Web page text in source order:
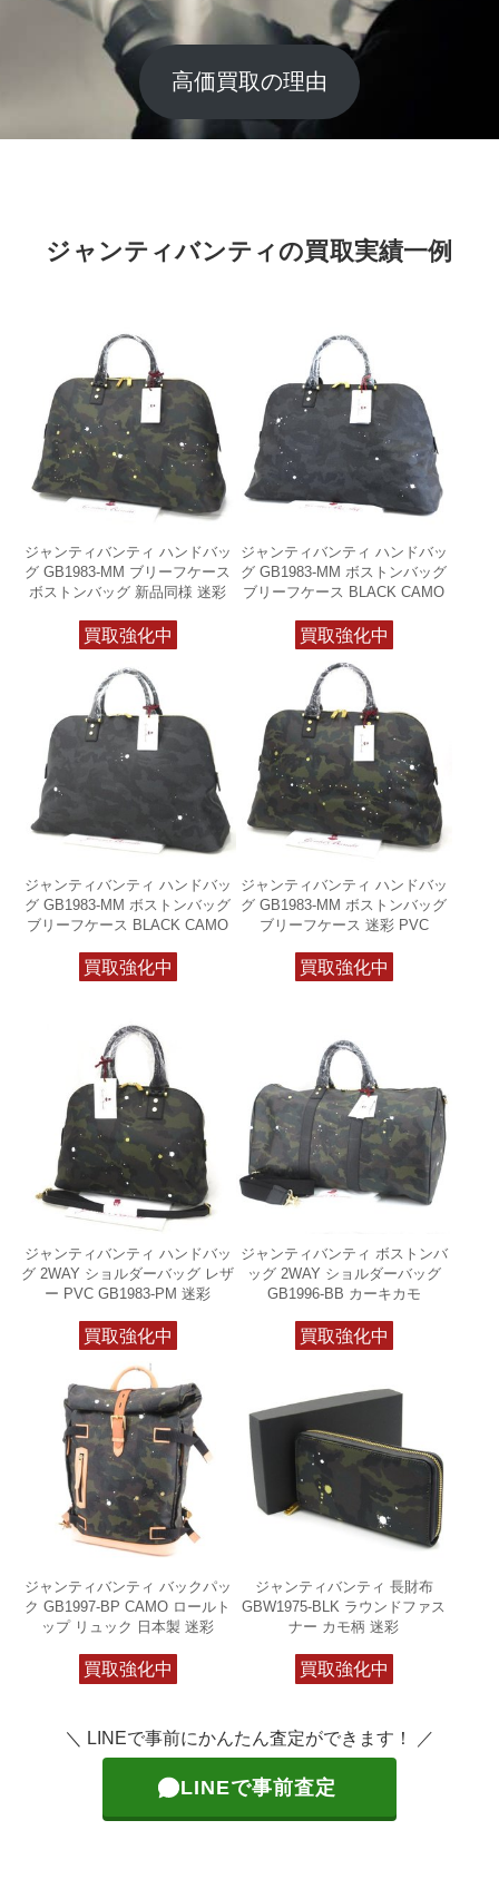
高価買取の理由
ジャンティバンティの買取実績一例
ジャンティバンティ ハンドバッ
グ GB1983-MM ブリーフケース
ボストンバッグ 新品同様 迷彩
買取強化中
ジャンティバンティ ハンドバッ
グ GB1983-MM ボストンバッグ
ブリーフケース BLACK CAMO
買取強化中
ジャンティバンティ ハンドバッ
グ GB1983-MM ボストンバッグ
ブリーフケース BLACK CAMO
買取強化中
ジャンティバンティ ハンドバッ
グ GB1983-MM ボストンバッグ
ブリーフケース 迷彩 PVC
買取強化中
ジャンティバンティ ハンドバッ
グ 2WAY ショルダーバッグ レザ
ー PVC GB1983-PM 迷彩
買取強化中
ジャンティバンティ ボストンバ
ッグ 2WAY ショルダーバッグ
GB1996-BB カーキカモ
買取強化中
ジャンティバンティ バックパッ
ク GB1997-BP CAMO ロールト
ップ リュック 日本製 迷彩
買取強化中
ジャンティバンティ 長財布
GBW1975-BLK ラウンドファス
ナー カモ柄 迷彩
買取強化中
＼ LINEで事前にかんたん査定ができます！ ／
LINEで事前査定